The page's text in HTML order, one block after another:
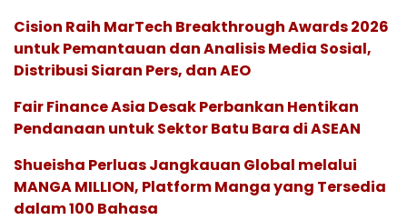
Cision Raih MarTech Breakthrough Awards 2026
untuk Pemantauan dan Analisis Media Sosial,
Distribusi Siaran Pers, dan AEO
Fair Finance Asia Desak Perbankan Hentikan
Pendanaan untuk Sektor Batu Bara di ASEAN
Shueisha Perluas Jangkauan Global melalui
MANGA MILLION, Platform Manga yang Tersedia
dalam 100 Bahasa